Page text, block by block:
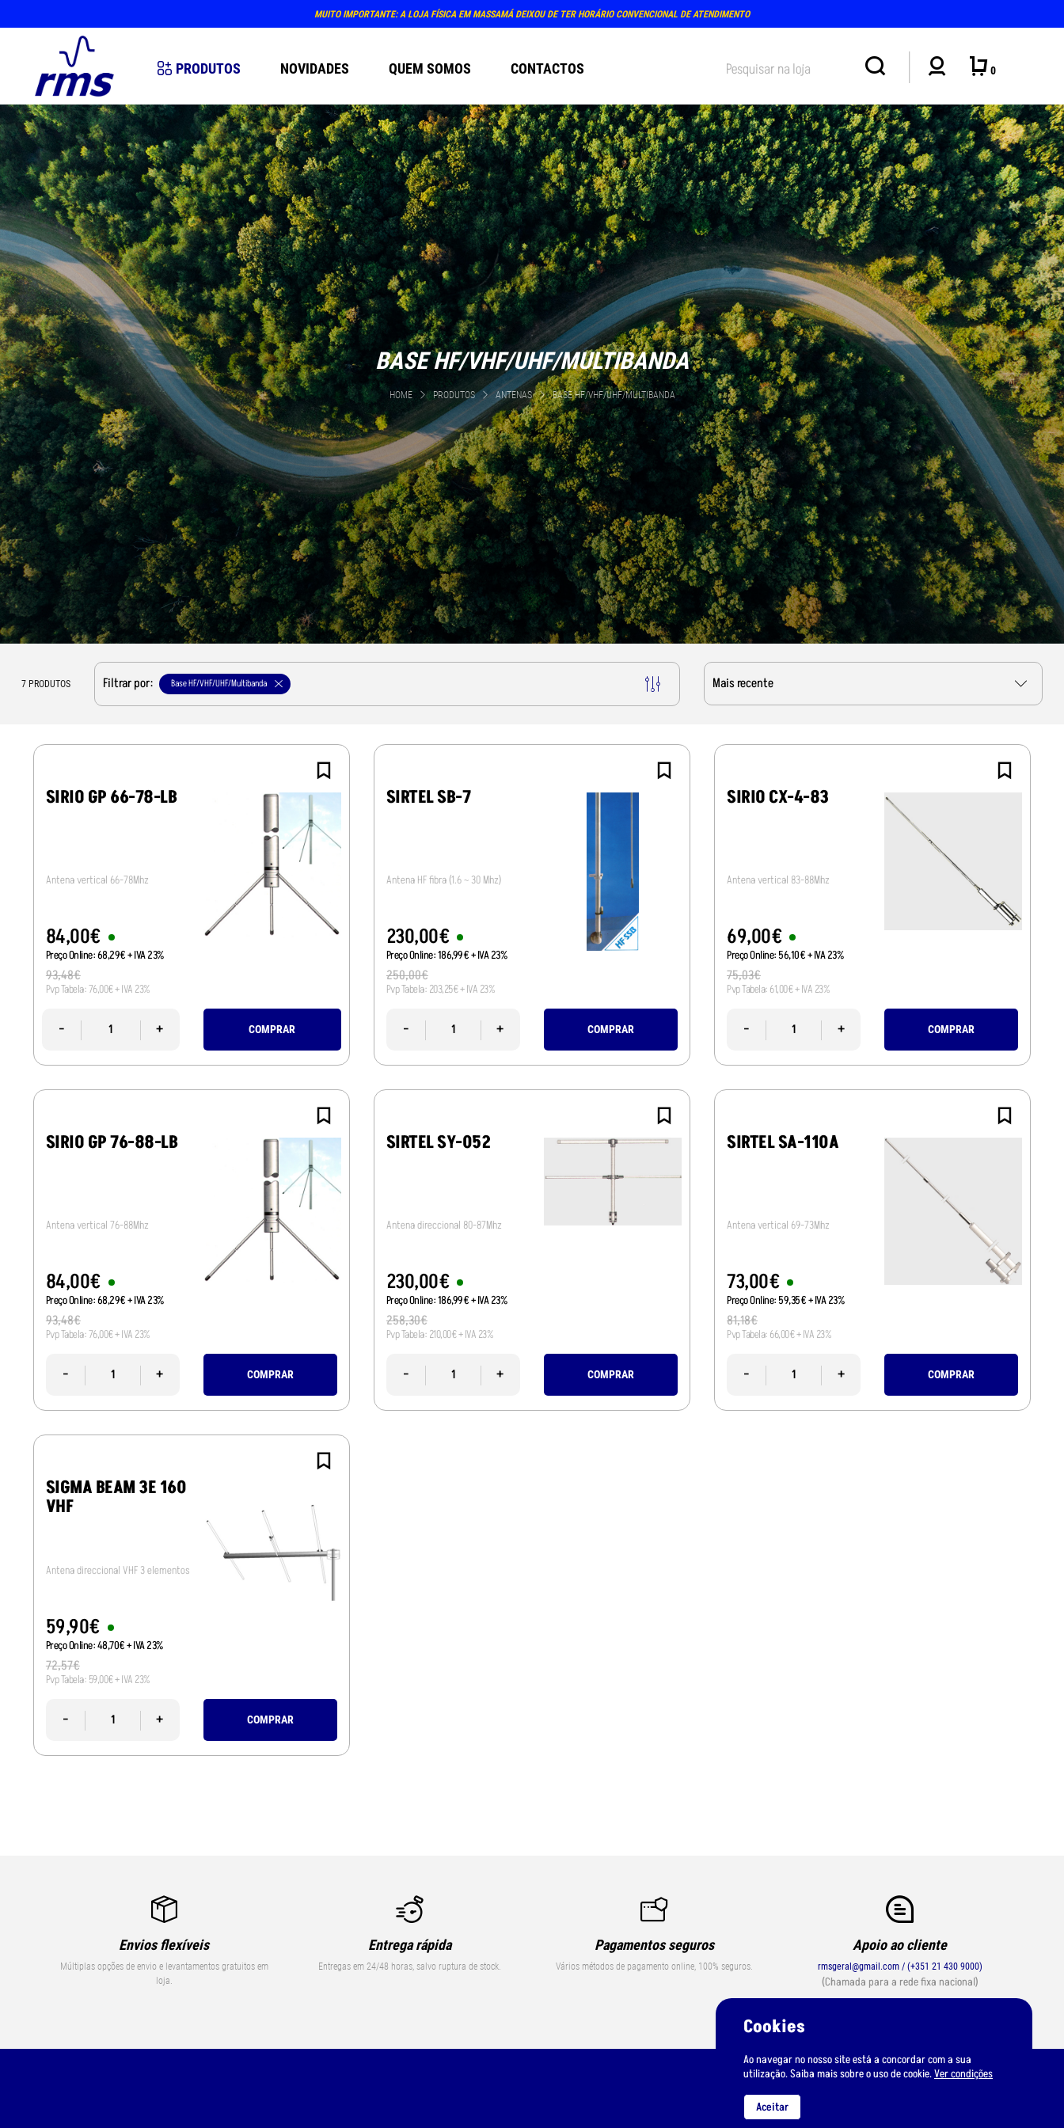
MUITO IMPORTANTE: A LOJA FÍSICA EM MASSAMÁ DEIXOU DE TER HORÁRIO CONVENCIONAL DE ATENDIMENTO
PRODUTOS NOVIDADES QUEM SOMOS CONTACTOS 0
BASE HF/VHF/UHF/MULTIBANDA
HOME PRODUTOS ANTENAS BASE HF/VHF/UHF/MULTIBANDA
7PRODUTOS Filtrar por: Base HF/VHF/UHF/Multibanda
SIRIO GP 66-78-LB
Antena vertical 66-78Mhz
84,00€
Preço Online:68,29€+ IVA 23%
93,48€
Pvp Tabela:76,00€+ IVA 23%
- + COMPRAR
SIRTEL SB-7
Antena HF fibra (1.6 ~ 30 Mhz)
230,00€
Preço Online:186,99€+ IVA 23%
250,00€
Pvp Tabela: 203,25€+ IVA 23%
- + COMPRAR
SIRIO CX-4-83
Antena vertical 83-88Mhz
69,00€
Preço Online: 56,10€+ IVA 23%
75,03€
Pvp Tabela: 61,00€+ IVA 23%
- + COMPRAR
SIRIO GP 76-88-LB
Antena vertical 76-88Mhz
84,00€
Preço Online:68,29€+ IVA 23%
93,48€
Pvp Tabela:76,00€+ IVA 23%
- + COMPRAR
SIRTEL SY-052
Antena direccional 80-87Mhz
230,00€
Preço Online:186,99€+ IVA 23%
258,30€
Pvp Tabela: 210,00€+ IVA 23%
- + COMPRAR
SIRTEL SA-110A
Antena vertical 69-73Mhz
73,00€
Preço Online: 59,35€+ IVA 23%
81,18€
Pvp Tabela: 66,00€+ IVA 23%
- + COMPRAR
SIGMA BEAM 3E 160
VHF
Antena direccional VHF 3 elementos
59,90€
Preço Online:48,70€+ IVA 23%
72,57€
Pvp Tabela: 59,00€+ IVA 23%
- + COMPRAR
Envios flexíveis
Múltiplas opções de envio e levantamentos gratuitos em
loja.
Entrega rápida
Entregas em 24/48 horas, salvo ruptura de stock.
Pagamentos seguros
Vários métodos de pagamento online, 100% seguros.
Apoio ao cliente
rmsgeral@gmail.com / (+351 21 430 9000)
(Chamada para a rede fixa nacional)
Cookies
Ao navegar no nosso site está a concordar com a sua
utilização. Saiba mais sobre o uso de cookie.Ver condições
Aceitar